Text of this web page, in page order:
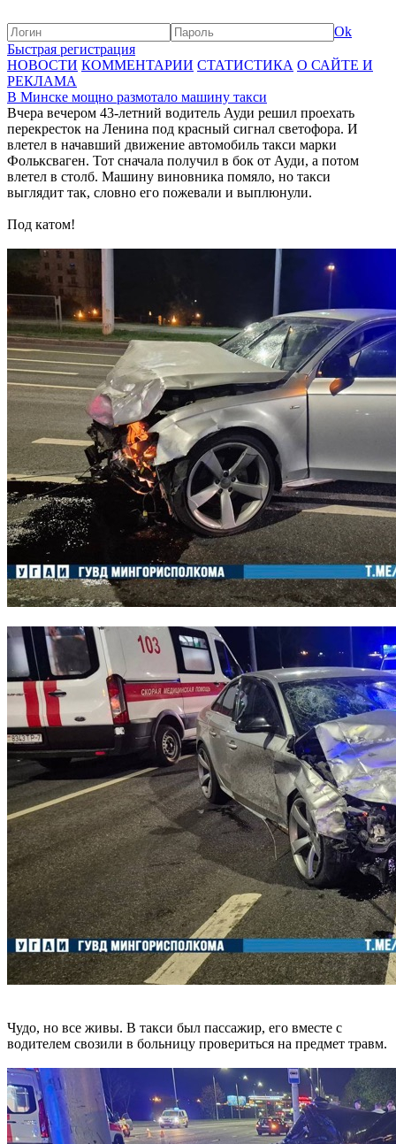
Ok
Быстрая регистрация
НОВОСТИ КОММЕНТАРИИ СТАТИСТИКА О САЙТЕ И
РЕКЛАМА
В Минске мощно размотало машину такси
Вчера вечером 43-летний водитель Ауди решил проехать
перекресток на Ленина под красный сигнал светофора. И
влетел в начавший движение автомобиль такси марки
Фольксваген. Тот сначала получил в бок от Ауди, а потом
влетел в столб. Машину виновника помяло, но такси
выглядит так, словно его пожевали и выплюнули.
Под катом!
Чудо, но все живы. В такси был пассажир, его вместе с
водителем свозили в больницу провериться на предмет травм.